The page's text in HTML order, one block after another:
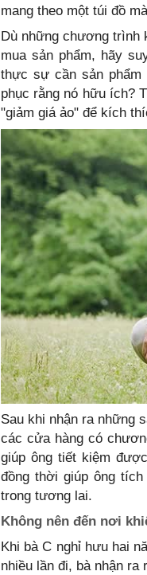
mang theo một túi đồ
Dù những chương trình
mua sản phẩm, hãy
thực sự cần sản
phục rằng nó hữu ích?
"giảm giá ảo" để kích
Sau khi nhận ra những
các cửa hàng có
giúp ông tiết kiệm
đồng thời giúp ông
trong tương lai.
Không nên đến nơi
Khi bà C nghỉ hưu hai
nhiều lần đi, bà nhận ra